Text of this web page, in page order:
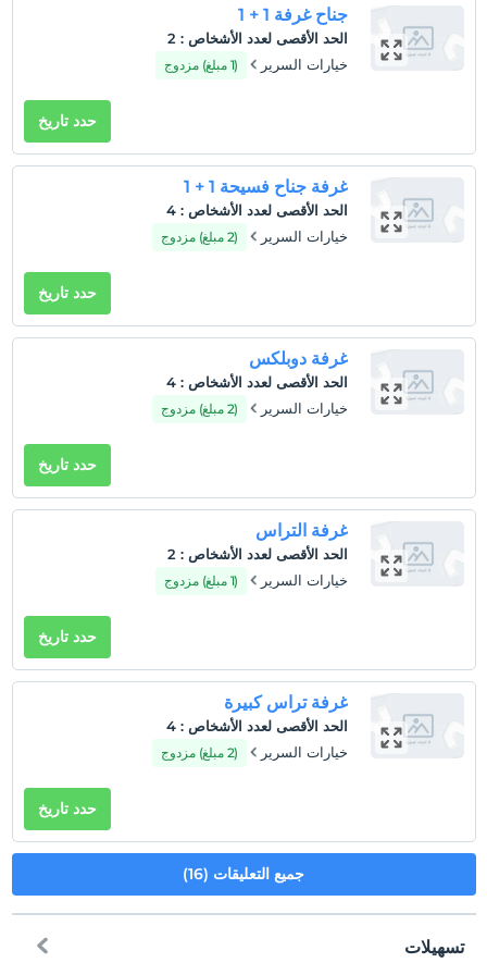
جناح غرفة 1 + 1
الحد الأقصى لعدد الأشخاص :
2
خيارات السرير
(1 مبلغ) مزدوج
حدد تاريخ
غرفة جناح فسيحة 1 + 1
الحد الأقصى لعدد الأشخاص :
4
خيارات السرير
(2 مبلغ) مزدوج
حدد تاريخ
غرفة دوبلكس
الحد الأقصى لعدد الأشخاص :
4
خيارات السرير
(2 مبلغ) مزدوج
حدد تاريخ
غرفة التراس
الحد الأقصى لعدد الأشخاص :
2
خيارات السرير
(1 مبلغ) مزدوج
حدد تاريخ
غرفة تراس كبيرة
الحد الأقصى لعدد الأشخاص :
4
خيارات السرير
(2 مبلغ) مزدوج
حدد تاريخ
جميع التعليقات (16)
تسهيلات